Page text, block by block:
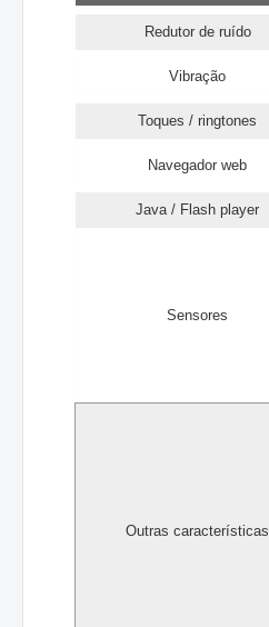
Redutor de ruído
Vibração
Toques / ringtones
Navegador web
Java / Flash player
Sensores
Outras características